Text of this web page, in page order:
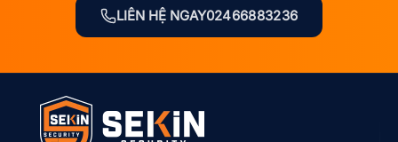
LIÊN HỆ NGAY02466883236